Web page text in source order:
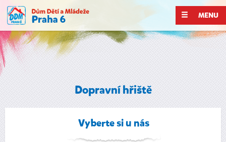
MENU
Dopravní hřiště
Vyberte si u nás